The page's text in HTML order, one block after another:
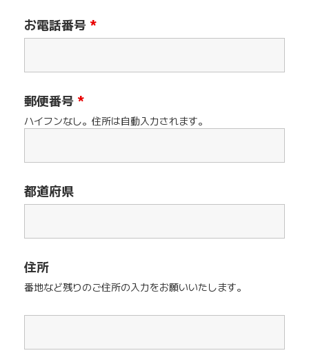
お電話番号 *
郵便番号 *
ハイフンなし。住所は自動入力されます。
都道府県
住所
番地など残りのご住所の入力をお願いいたします。